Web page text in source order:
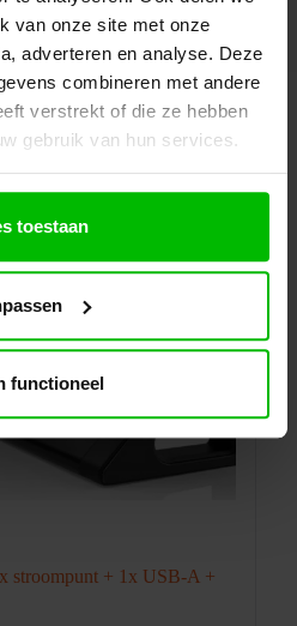
van onze site met onze
adverteren en analyse. Deze
combineren met andere
verstrekt of die ze hebben
gebruik van hun services.
toestaan
functioneel
stroompunt + 1x USB-A +